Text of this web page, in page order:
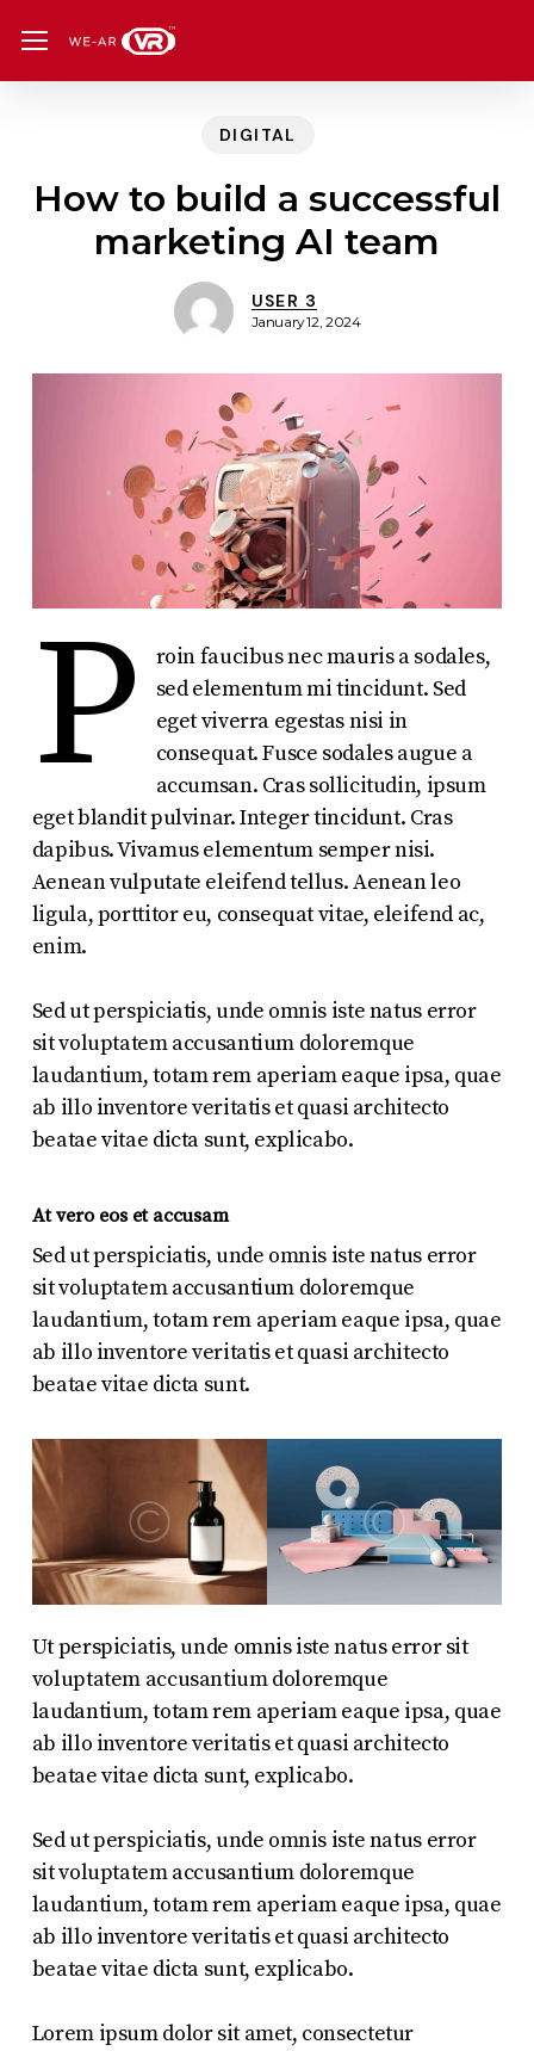
Menu
DIGITAL
How to build a successful
marketing AI team
USER 3
January 12, 2024
P
roin faucibus nec mauris a sodales,
sed elementum mi tincidunt. Sed
eget viverra egestas nisi in
consequat. Fusce sodales augue a
accumsan. Cras sollicitudin, ipsum
eget blandit pulvinar. Integer tincidunt. Cras
dapibus. Vivamus elementum semper nisi.
Aenean vulputate eleifend tellus. Aenean leo
ligula, porttitor eu, consequat vitae, eleifend ac,
enim.
Sed ut perspiciatis, unde omnis iste natus error
sit voluptatem accusantium doloremque
laudantium, totam rem aperiam eaque ipsa, quae
ab illo inventore veritatis et quasi architecto
beatae vitae dicta sunt, explicabo.
At vero eos et accusam
Sed ut perspiciatis, unde omnis iste natus error
sit voluptatem accusantium doloremque
laudantium, totam rem aperiam eaque ipsa, quae
ab illo inventore veritatis et quasi architecto
beatae vitae dicta sunt.
Ut perspiciatis, unde omnis iste natus error sit
voluptatem accusantium doloremque
laudantium, totam rem aperiam eaque ipsa, quae
ab illo inventore veritatis et quasi architecto
beatae vitae dicta sunt, explicabo.
Sed ut perspiciatis, unde omnis iste natus error
sit voluptatem accusantium doloremque
laudantium, totam rem aperiam eaque ipsa, quae
ab illo inventore veritatis et quasi architecto
beatae vitae dicta sunt, explicabo.
Lorem ipsum dolor sit amet, consectetur